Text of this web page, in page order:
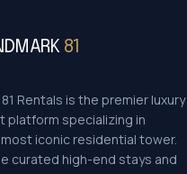
81
Rentals is the premier luxury
platform specializing in
iconic residential tower.
curated high-end stays and